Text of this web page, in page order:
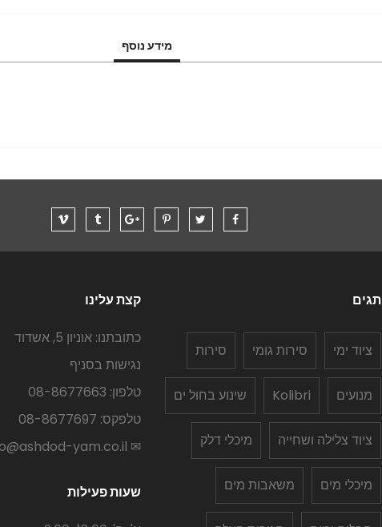
מידע נוסף
תגים
ציוד ימי סירות גומי סירות
מנועים Kolibri שינוע בחול ים
ציוד צלילה ושחייה מיכלי דלק
מיכלי מים משאבות מים
קצת עלינו
כתובתנו: אוניון 5, אשדוד
נגישות בסניף
טלפון: 08-8677663
טלפקס: 08-8677697
✉ info@ashdod-yam.co.il
שעות פעילות